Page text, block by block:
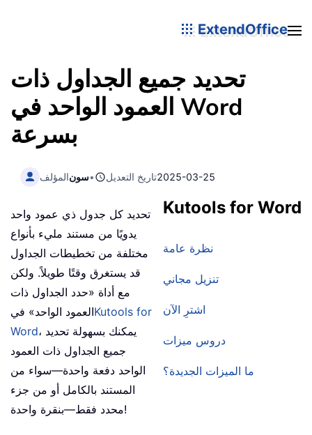
ExtendOffice
تحديد جميع الجداول ذات
العمود الواحد في Word
بسرعة
المؤلفسون• تاريخ التعديل2025-03-25
Kutools for Word
نظرة عامة
تنزيل مجاني
اشترِ الآن
دروس ميزات
ما الميزات الجديدة؟
تحديد كل جدول ذي عمود واحد
يدويًا من مستند مليء بأنواع
مختلفة من تخطيطات الجداول
قد يستغرق وقتًا طويلاً. ولكن
مع أداة «حدد الجداول ذات
العمود الواحد» فيKutools for
Word، يمكنك بسهولة تحديد
جميع الجداول ذات العمود
الواحد دفعة واحدة—سواء من
المستند بالكامل أو من جزء
محدد فقط—بنقرة واحدة!